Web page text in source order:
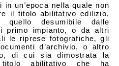
un’epoca nella quale non
il titolo abilitativo edilizio,
desumibile dalle
primo impianto, o da altri
le riprese fotografiche, gli
d’archivio, o altro
di cui sia dimostrata la
abilitativo che ha